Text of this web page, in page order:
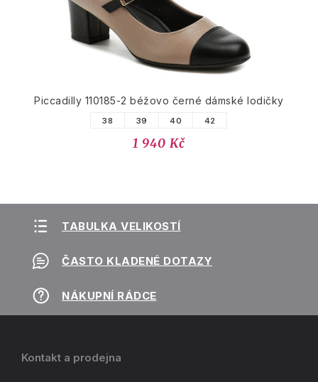
Piccadilly 110185-2 béžovo černé dámské lodičky
38 39 40 42
1 940 Kč
TABULKA VELIKOSTÍ
ČASTO KLADENÉ DOTAZY
NÁKUPNÍ RÁDCE
Kontakt a prodejna